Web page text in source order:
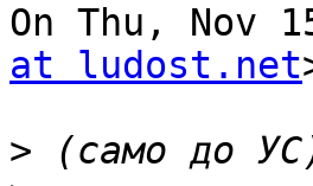
On Thu, Nov
at ludost.net
>